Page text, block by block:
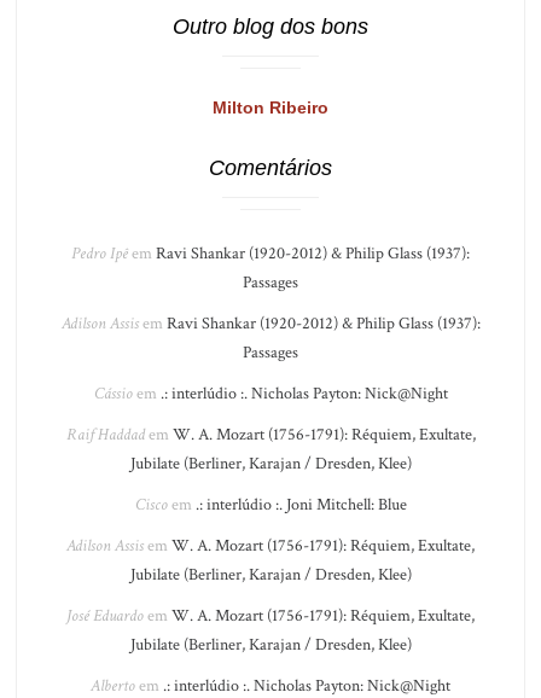
Outro blog dos bons
Milton Ribeiro
Comentários
Pedro Ipêem Ravi Shankar (1920-2012) & Philip Glass (1937):
Passages
Adilson Assisem Ravi Shankar (1920-2012) & Philip Glass (1937):
Passages
Cássioem .: interlúdio :. Nicholas Payton: Nick@Night
Raif Haddadem W. A. Mozart (1756-1791): Réquiem, Exultate,
Jubilate (Berliner, Karajan / Dresden, Klee)
Ciscoem .: interlúdio :. Joni Mitchell: Blue
Adilson Assisem W. A. Mozart (1756-1791): Réquiem, Exultate,
Jubilate (Berliner, Karajan / Dresden, Klee)
José Eduardoem W. A. Mozart (1756-1791): Réquiem, Exultate,
Jubilate (Berliner, Karajan / Dresden, Klee)
Albertoem .: interlúdio :. Nicholas Payton: Nick@Night